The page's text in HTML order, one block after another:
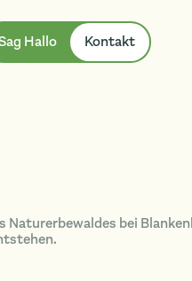
Hallo Kontakt
bei